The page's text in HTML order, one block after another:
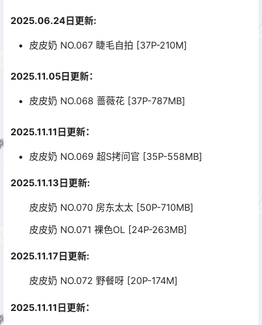
2025.06.24日更新:
皮皮奶 NO.067 睫毛自拍 [37P-210M]
2025.11.05日更新：
皮皮奶 NO.068 蔷薇花 [37P-787MB]
2025.11.11日更新：
皮皮奶 NO.069 超S拷问官 [35P-558MB]
2025.11.13 日更新:
皮皮奶 NO.070 房东太太 [50P-710MB]
皮皮奶 NO.071 裸色OL [24P-263MB]
2025.11.17日更新:
皮皮奶 NO.072 野餐呀 [20P-174M]
2025.11.11日更新：